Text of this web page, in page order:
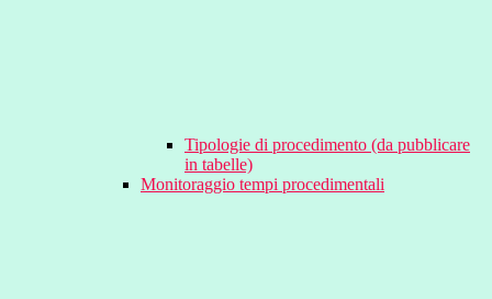
Tipologie di procedimento (da pubblicare
in tabelle)
Monitoraggio tempi procedimentali